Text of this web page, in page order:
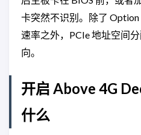
卡突然不识别。除了
速率之外，PCIe 地址空间
向。
开启 Above 4G
什么